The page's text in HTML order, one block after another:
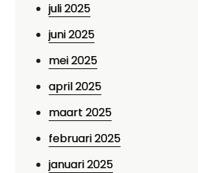
juli 2025
juni 2025
mei 2025
april 2025
maart 2025
februari 2025
januari 2025